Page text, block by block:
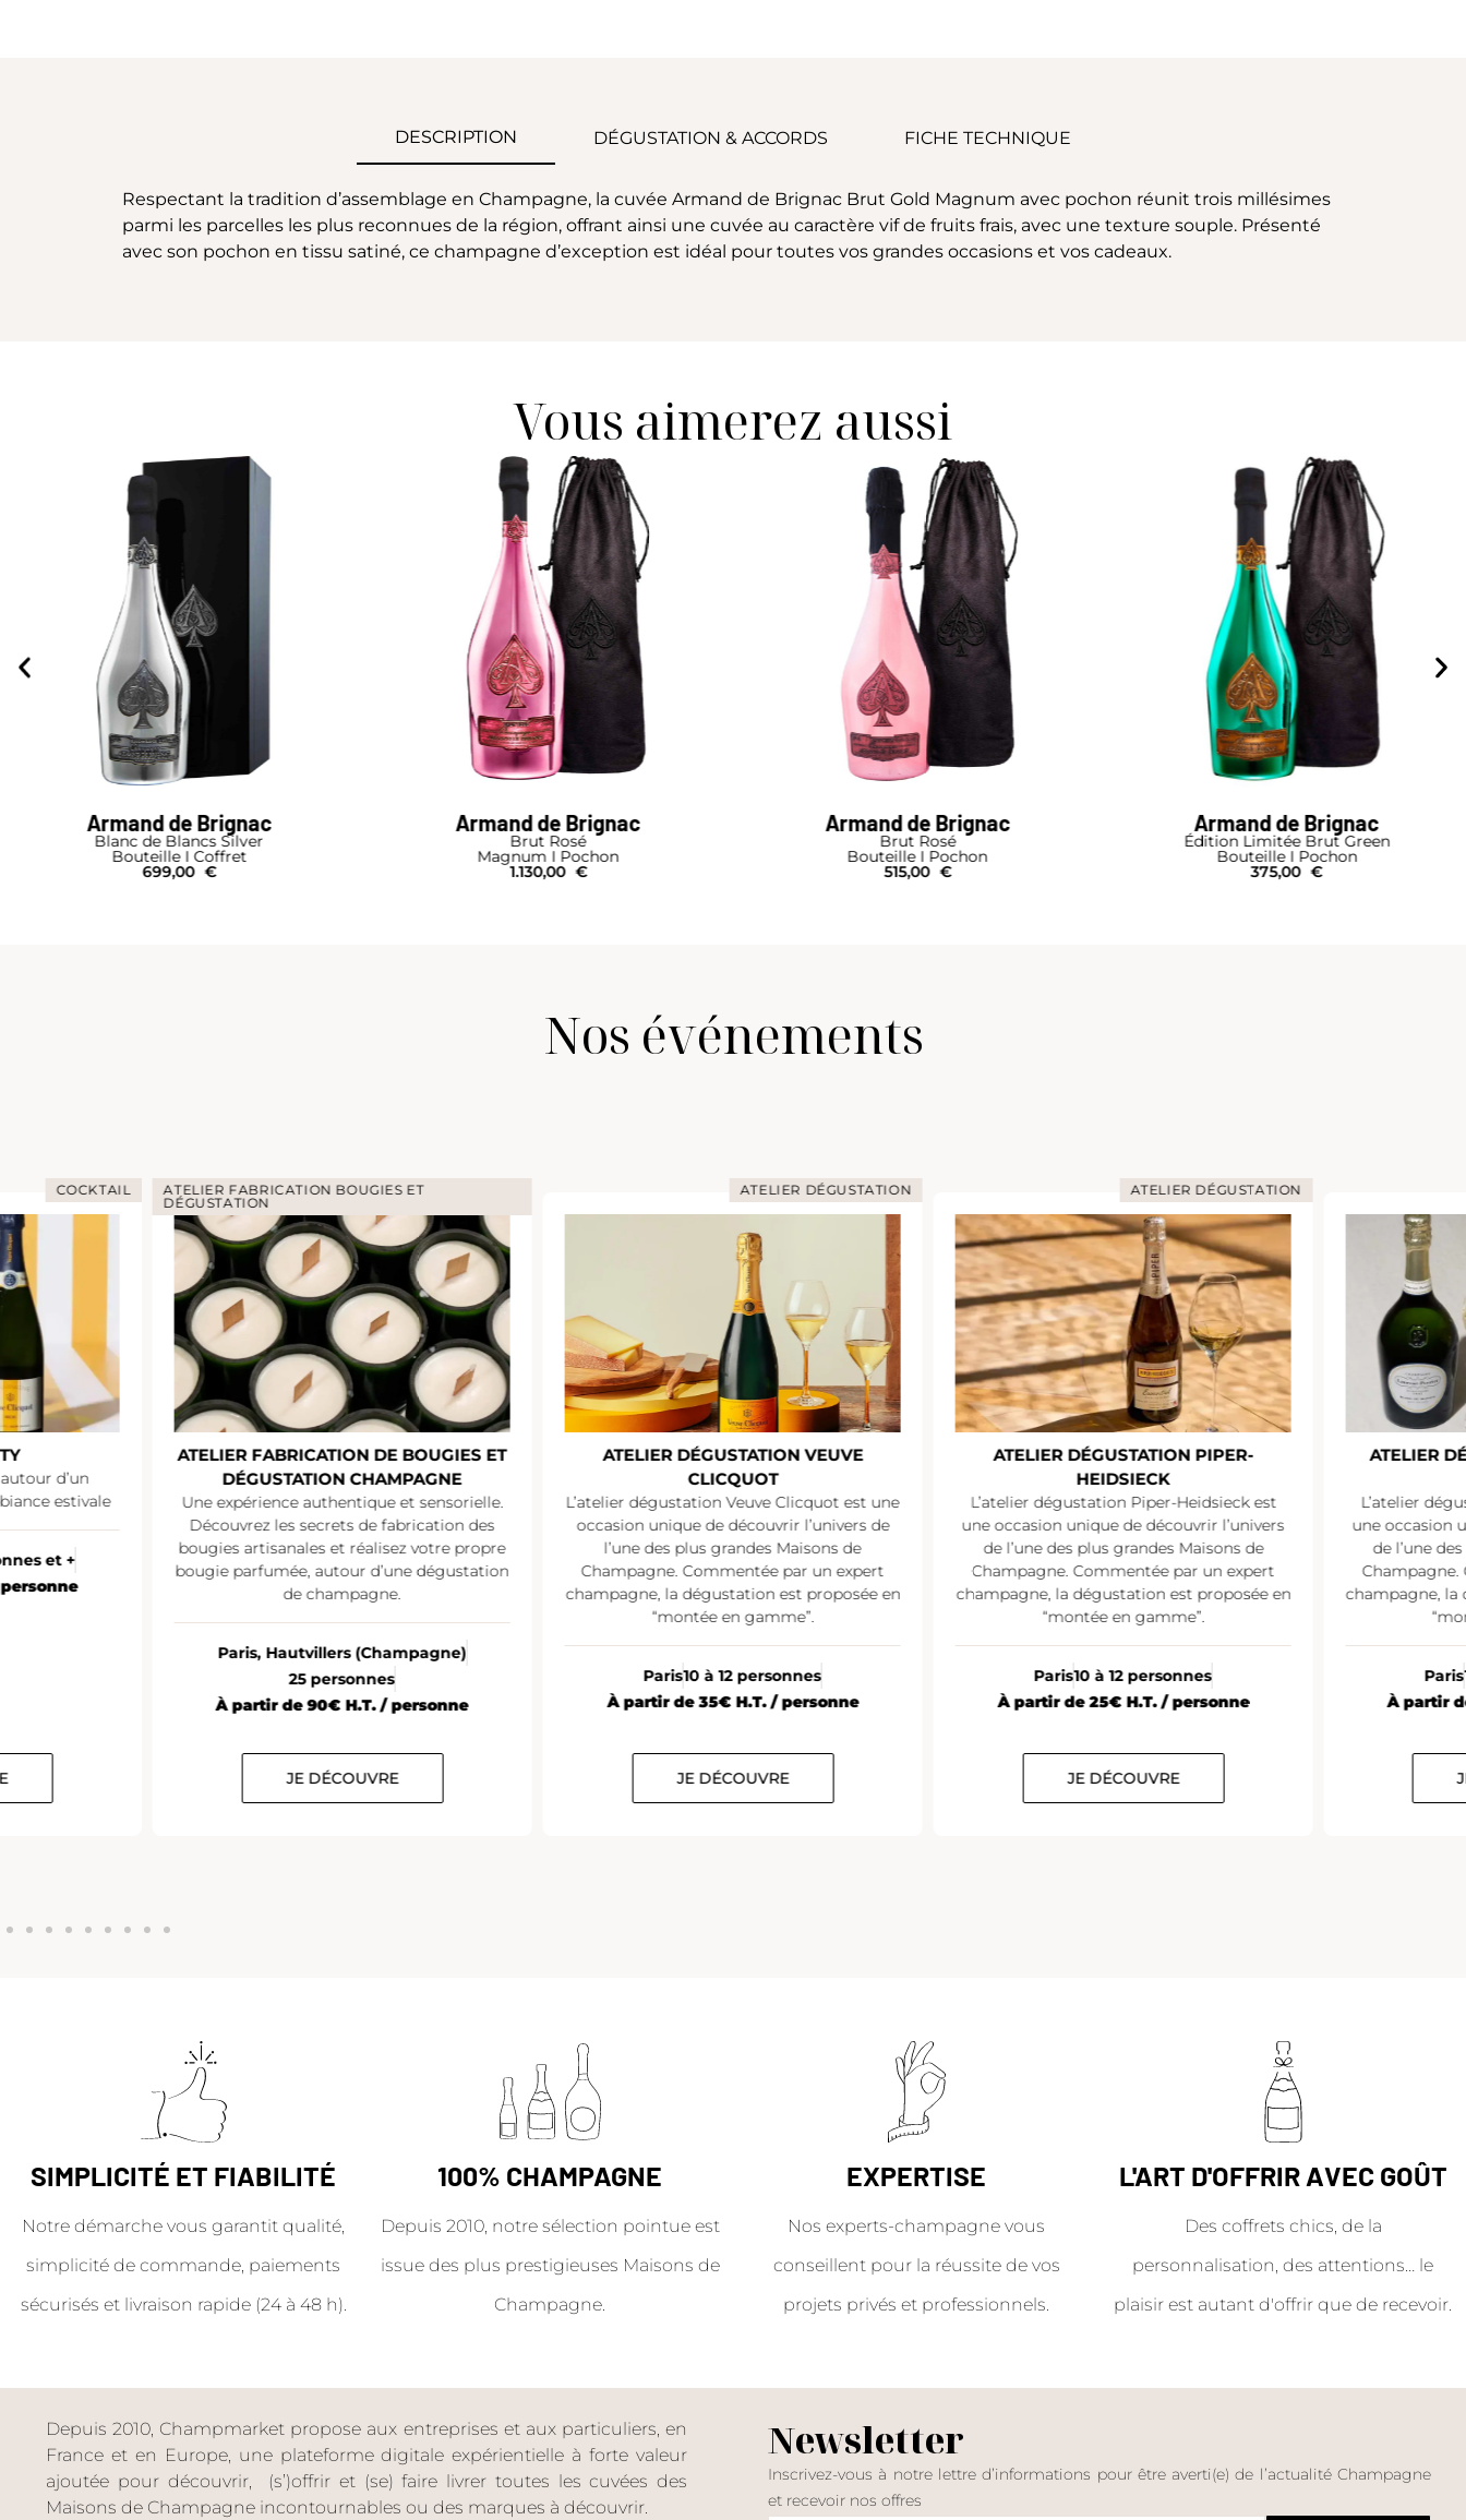
DESCRIPTION DÉGUSTATION & ACCORDS FICHE TECHNIQUE
Respectant la tradition d’assemblage en Champagne, la cuvée Armand de Brignac Brut Gold Magnum avec pochon réunit trois millésimes
parmi les parcelles les plus reconnues de la région, offrant ainsi une cuvée au caractère vif de fruits frais, avec une texture souple. Présenté
avec son pochon en tissu satiné, ce champagne d’exception est idéal pour toutes vos grandes occasions et vos cadeaux.
Vous aimerez aussi
Armand de Brignac
Blanc de Blancs Silver
Bouteille I Coffret
699,00 €
Armand de Brignac
Brut Rosé
Magnum I Pochon
1.130,00 €
Armand de Brignac
Brut Rosé
Bouteille I Pochon
515,00 €
Armand de Brignac
Édition Limitée Brut Green
Bouteille I Pochon
375,00 €
Nos événements
COCKTAIL
d’un
estivale
et +
ATELIER FABRICATION BOUGIES ET
DÉGUSTATION
ATELIER FABRICATION DE BOUGIES ET
DÉGUSTATION CHAMPAGNE
Une expérience authentique et sensorielle.
Découvrez les secrets de fabrication des
bougies artisanales et réalisez votre propre
bougie parfumée, autour d’une dégustation
de champagne.
Paris, Hautvillers (Champagne)
25 personnes
À partir de 90€ H.T. / personne
JE DÉCOUVRE
ATELIER DÉGUSTATION
ATELIER DÉGUSTATION VEUVE
CLICQUOT
L’atelier dégustation Veuve Clicquot est une
occasion unique de découvrir l’univers de
l’une des plus grandes Maisons de
Champagne. Commentée par un expert
champagne, la dégustation est proposée en
“montée en gamme”.
Paris10 à 12 personnes
À partir de 35€ H.T. / personne
JE DÉCOUVRE
ATELIER DÉGUSTATION
ATELIER DÉGUSTATION PIPER-
HEIDSIECK
L’atelier dégustation Piper-Heidsieck est
une occasion unique de découvrir l’univers
de l’une des plus grandes Maisons de
Champagne. Commentée par un expert
champagne, la dégustation est proposée en
“montée en gamme”.
Paris10 à 12 personnes
À partir de 25€ H.T. / personne
JE DÉCOUVRE
ATELIER
L’atelier
une occasion
de l’une
champagne, la
Paris
À partir
SIMPLICITÉ ET FIABILITÉ
Notre démarche vous garantit qualité,
simplicité de commande, paiements
sécurisés et livraison rapide (24 à 48 h).
100% CHAMPAGNE
Depuis 2010, notre sélection pointue est
issue des plus prestigieuses Maisons de
Champagne.
EXPERTISE
Nos experts-champagne vous
conseillent pour la réussite de vos
projets privés et professionnels.
L'ART D'OFFRIR AVEC GOÛT
Des coffrets chics, de la
personnalisation, des attentions… le
plaisir est autant d'offrir que de recevoir.
Depuis 2010, Champmarket propose aux entreprises et aux particuliers, en
France et en Europe, une plateforme digitale expérientielle à forte valeur
ajoutée pour découvrir, (s’)offrir et (se) faire livrer toutes les cuvées des
Maisons de Champagne incontournables ou des marques à découvrir.
Newsletter
Inscrivez-vous à notre lettre d’informations pour être averti(e) de l’actualité Champagne
et recevoir nos offres